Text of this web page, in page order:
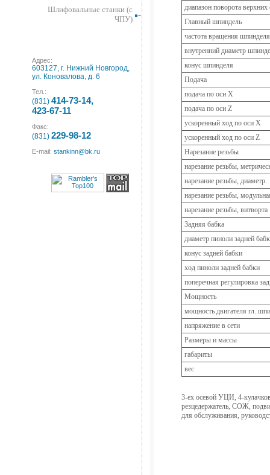
Шлифовальные станки (с
ЧПУ)
Адрес:
603127, г. Нижний Новгород,
ул. Коновалова, д. 6
Тел.:
(831) 414-73-14,
423-67-11
Факс:
(831) 229-98-12
E-mail: stankinn@bk.ru
диапазон поворота верхних
Главный шпиндель
частота вращения шпинделя
внутренний диаметр
конус шпинделя
Подача
подача по оси X
подача по оси Z
ускоренный ход по оси X
ускоренный ход по оси Z
Нарезание резьбы
нарезание резьбы,
нарезание резьбы, диаметр.
нарезание резьбы,
нарезание резьбы, витворта
Задняя бабка
диаметр пиноли задней
конус задней бабки
ход пиноли задней бабки
поперечная регулировка
Мощность
мощность двигателя гл.
напряжение в сети
Размеры и массы
габариты
вес
3-ех осевой УЦИ, 4-
резцедержатель, СОЖ,
для обслуживания,